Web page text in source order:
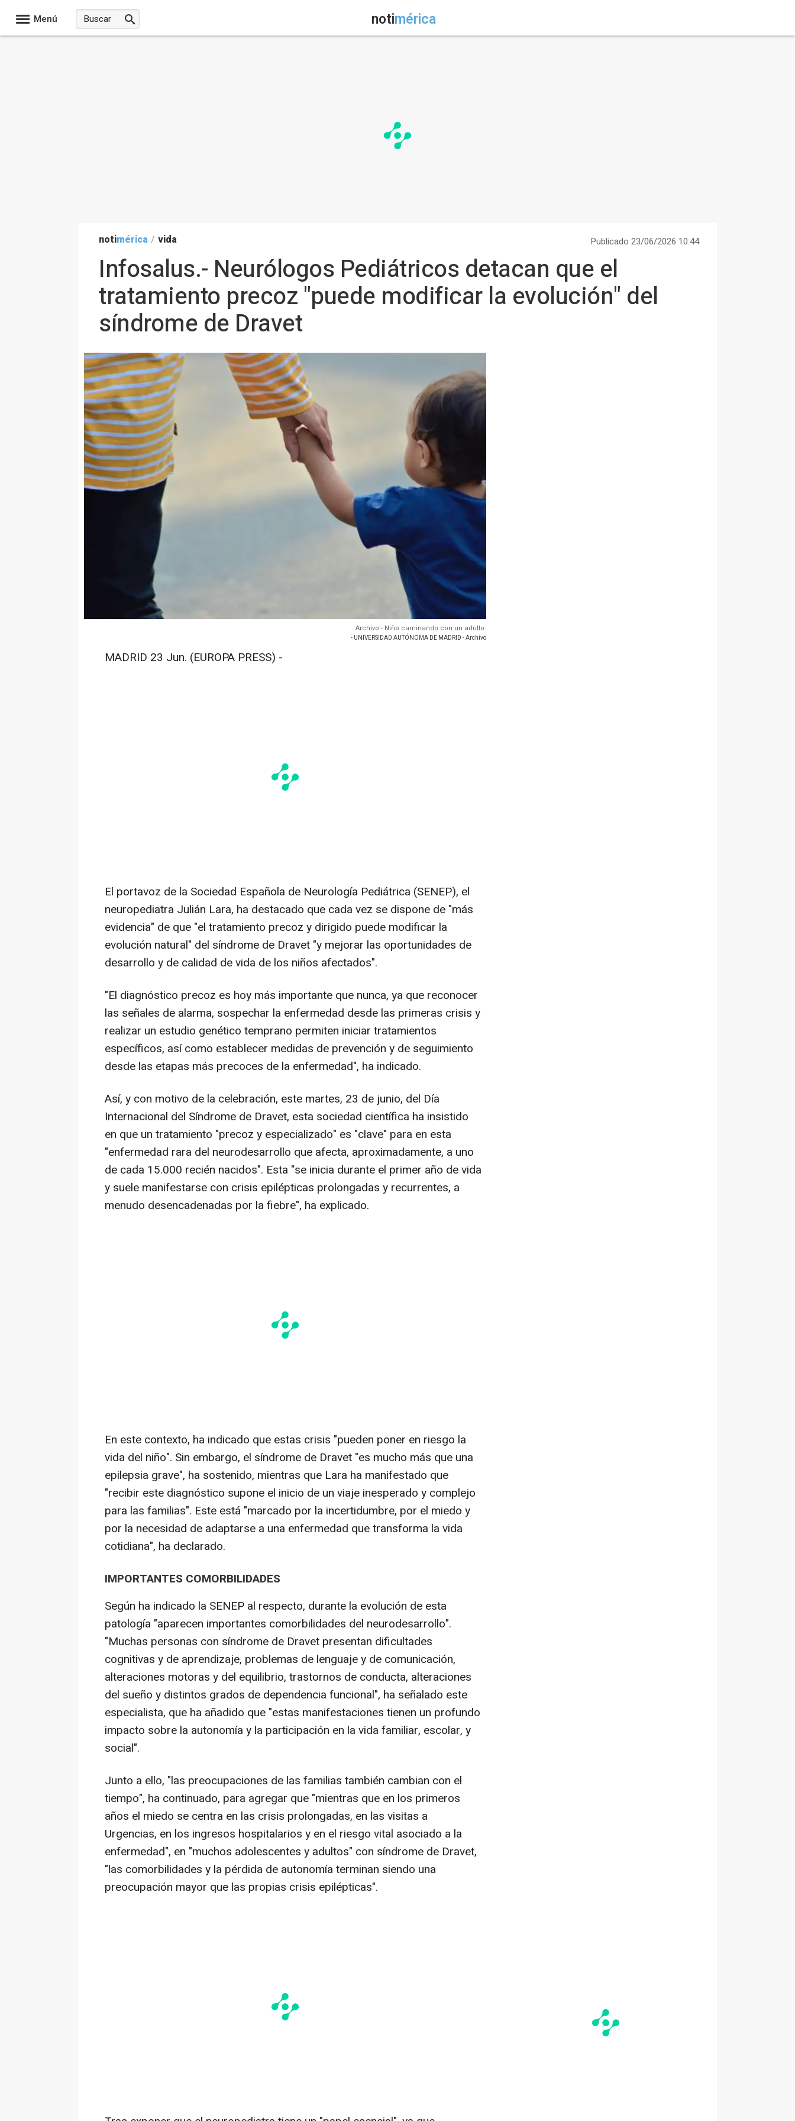
Menú notimérica
notimérica / vida Publicado 23/06/2026 10:44
Infosalus.- Neurólogos Pediátricos detacan que el
tratamiento precoz "puede modificar la evolución" del
síndrome de Dravet
Archivo - Niño caminando con un adulto.
- UNIVERSIDAD AUTÓNOMA DE MADRID - Archivo
MADRID 23 Jun. (EUROPA PRESS) -
El portavoz de la Sociedad Española de Neurología Pediátrica (SENEP), el
neuropediatra Julián Lara, ha destacado que cada vez se dispone de "más
evidencia" de que "el tratamiento precoz y dirigido puede modificar la
evolución natural" del síndrome de Dravet "y mejorar las oportunidades de
desarrollo y de calidad de vida de los niños afectados".
"El diagnóstico precoz es hoy más importante que nunca, ya que reconocer
las señales de alarma, sospechar la enfermedad desde las primeras crisis y
realizar un estudio genético temprano permiten iniciar tratamientos
específicos, así como establecer medidas de prevención y de seguimiento
desde las etapas más precoces de la enfermedad", ha indicado.
Así, y con motivo de la celebración, este martes, 23 de junio, del Día
Internacional del Síndrome de Dravet, esta sociedad científica ha insistido
en que un tratamiento "precoz y especializado" es "clave" para en esta
"enfermedad rara del neurodesarrollo que afecta, aproximadamente, a uno
de cada 15.000 recién nacidos". Esta "se inicia durante el primer año de vida
y suele manifestarse con crisis epilépticas prolongadas y recurrentes, a
menudo desencadenadas por la fiebre", ha explicado.
En este contexto, ha indicado que estas crisis "pueden poner en riesgo la
vida del niño". Sin embargo, el síndrome de Dravet "es mucho más que una
epilepsia grave", ha sostenido, mientras que Lara ha manifestado que
"recibir este diagnóstico supone el inicio de un viaje inesperado y complejo
para las familias". Este está "marcado por la incertidumbre, por el miedo y
por la necesidad de adaptarse a una enfermedad que transforma la vida
cotidiana", ha declarado.
IMPORTANTES COMORBILIDADES
Según ha indicado la SENEP al respecto, durante la evolución de esta
patología "aparecen importantes comorbilidades del neurodesarrollo".
"Muchas personas con síndrome de Dravet presentan dificultades
cognitivas y de aprendizaje, problemas de lenguaje y de comunicación,
alteraciones motoras y del equilibrio, trastornos de conducta, alteraciones
del sueño y distintos grados de dependencia funcional", ha señalado este
especialista, que ha añadido que "estas manifestaciones tienen un profundo
impacto sobre la autonomía y la participación en la vida familiar, escolar, y
social".
Junto a ello, "las preocupaciones de las familias también cambian con el
tiempo", ha continuado, para agregar que "mientras que en los primeros
años el miedo se centra en las crisis prolongadas, en las visitas a
Urgencias, en los ingresos hospitalarios y en el riesgo vital asociado a la
enfermedad", en "muchos adolescentes y adultos" con síndrome de Dravet,
"las comorbilidades y la pérdida de autonomía terminan siendo una
preocupación mayor que las propias crisis epilépticas".